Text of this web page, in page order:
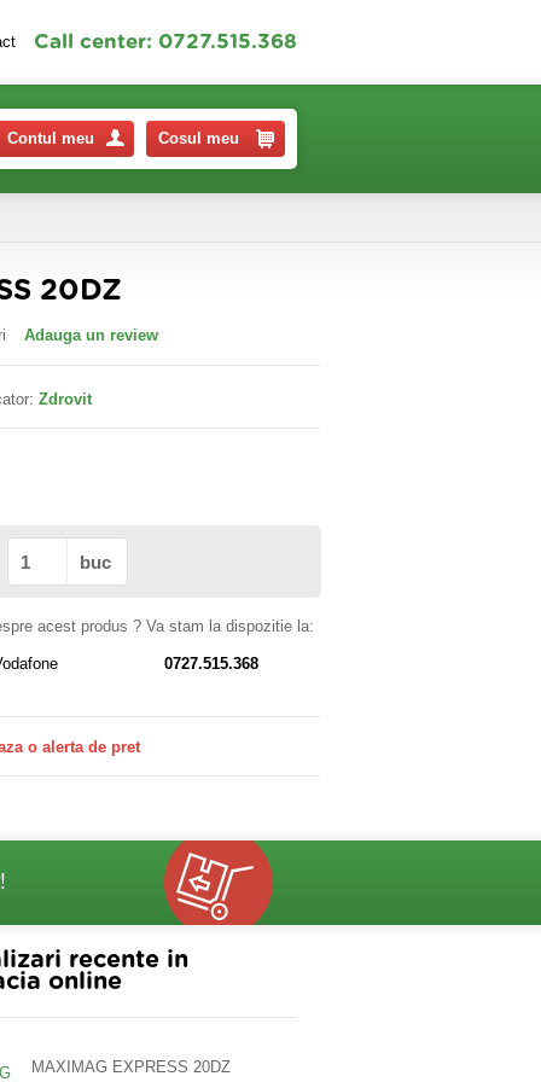
Call center: 0727.515.368
Contul meu Cosul meu
20DZ
Adauga un review
Zdrovit
buc
acest produs ? Va stam la dispozitie la:
0727.515.368
o alerta de pret
recente in
online
MAXIMAG EXPRESS 20DZ